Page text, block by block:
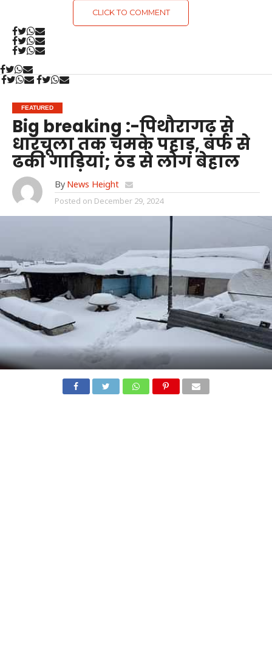
CLICK TO COMMENT
FEATURED
Big breaking :-पिथौरागढ़ से
धारचूला तक चमके पहाड़, बर्फ से
ढकी गाड़ियां; ठंड से लोग बेहाल
By News Height
Posted on December 29, 2024